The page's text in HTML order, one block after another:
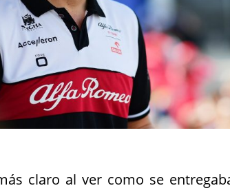
claro al ver como se